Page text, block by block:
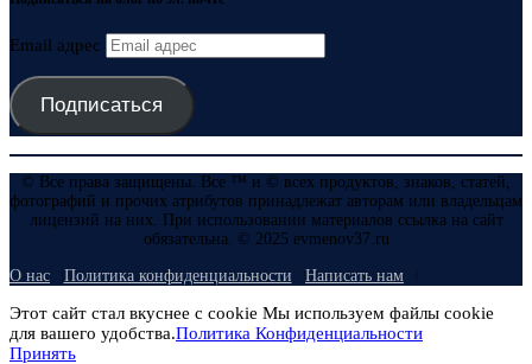
Email адрес
Подписаться
© Все права защищены. Все ™ и © всех продуктов, знаков, статей,
фотографий и прочих атрибутов принадлежат авторам или владельцам
лицензий на них. При использовании материалов ссылка на сайт
обязательна. © 2025 evmenov37.ru
О нас Политика конфиденциальности Написать нам
Этот сайт стал вкуснее с cookie Мы используем файлы cookie
для вашего удобства.Политика Конфиденциальности
Принять